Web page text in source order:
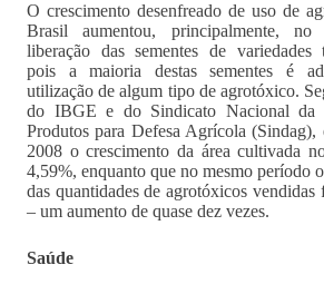
O crescimento desenfreado de uso de
Brasil aumentou, principalmente,
liberação das sementes de variedades
pois a maioria destas sementes é
utilização de algum tipo de agrotóxico.
do IBGE e do Sindicato Nacional da
Produtos para Defesa Agrícola (Sindag),
2008 o crescimento da área cultivada
4,59%, enquanto que no mesmo período
das quantidades de agrotóxicos
– um aumento de quase dez vezes.
Saúde